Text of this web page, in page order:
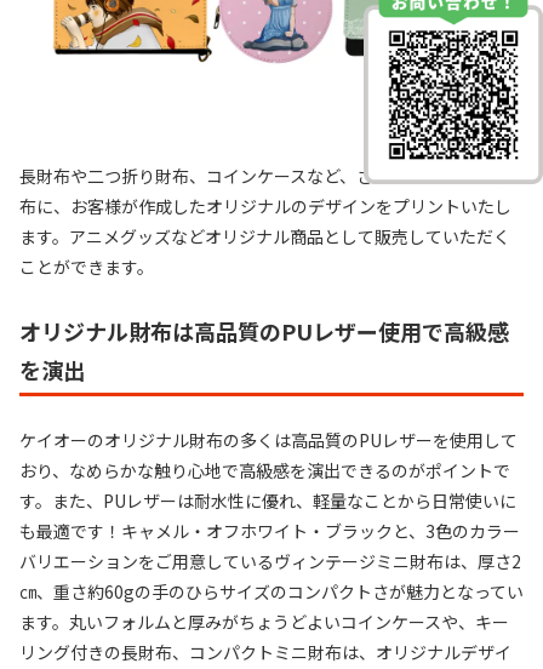
長財布や二つ折り財布、コインケースなど、さまざまな形態の財
布に、お客様が作成したオリジナルのデザインをプリントいたし
ます。アニメグッズなどオリジナル商品として販売していただく
ことができます。
オリジナル財布は高品質のPUレザー使用で高級感
を演出
ケイオーのオリジナル財布の多くは高品質のPUレザーを使用して
おり、なめらかな触り心地で高級感を演出できるのがポイントで
す。また、PUレザーは耐水性に優れ、軽量なことから日常使いに
も最適です！キャメル・オフホワイト・ブラックと、3色のカラー
バリエーションをご用意しているヴィンテージミニ財布は、厚さ2
㎝、重さ約60gの手のひらサイズのコンパクトさが魅力となってい
ます。丸いフォルムと厚みがちょうどよいコインケースや、キー
リング付きの長財布、コンパクトミニ財布は、オリジナルデザイ